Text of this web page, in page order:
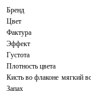
Бренд
Цвет
Фактура
Эффект
Густота
Плотность цвета
Кисть во флаконе мягкий
Запах